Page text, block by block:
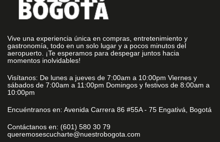
Vive una experiencia única en compras, entretenimiento y
gastronomía, todo en un solo lugar y a pocos minutos del
aeropuerto. ¡Te esperamos para despegar juntos hacia
momentos inolvidables!
Visítanos: De lunes a jueves de 7:00am a 10:00pm Viernes y
sábados de 7:00am a 11:00pm Domingos y festivos de 8:00am a
10:00pm
Encuéntranos en: Avenida Carrera 86 #55A - 75 Engativá, Bogotá
Contáctanos en: (601) 580 30 79
queremosescucharte@nuestrobogota.com